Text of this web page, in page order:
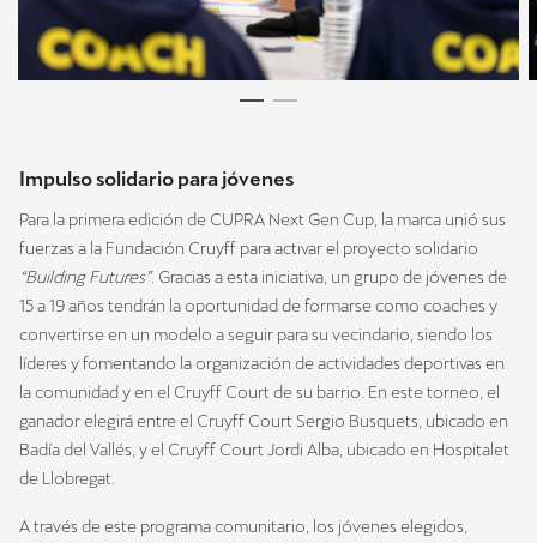
Impulso solidario para jóvenes
Para la primera edición de CUPRA Next Gen Cup, la marca unió sus
fuerzas a la Fundación Cruyff para activar el proyecto solidario
“Building Futures”. Gracias a esta iniciativa, un grupo de jóvenes de
15 a 19 años tendrán la oportunidad de formarse como coaches y
convertirse en un modelo a seguir para su vecindario, siendo los
líderes y fomentando la organización de actividades deportivas en
la comunidad y en el Cruyff Court de su barrio. En este torneo, el
ganador elegirá entre el Cruyff Court Sergio Busquets, ubicado en
Badía del Vallés, y el Cruyff Court Jordi Alba, ubicado en Hospitalet
de Llobregat.
A través de este programa comunitario, los jóvenes elegidos,